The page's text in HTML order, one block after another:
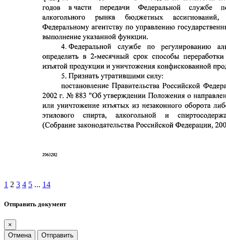
1 2 3 4 5 ... 14
Отправить документ
×
Отмена
Отправить